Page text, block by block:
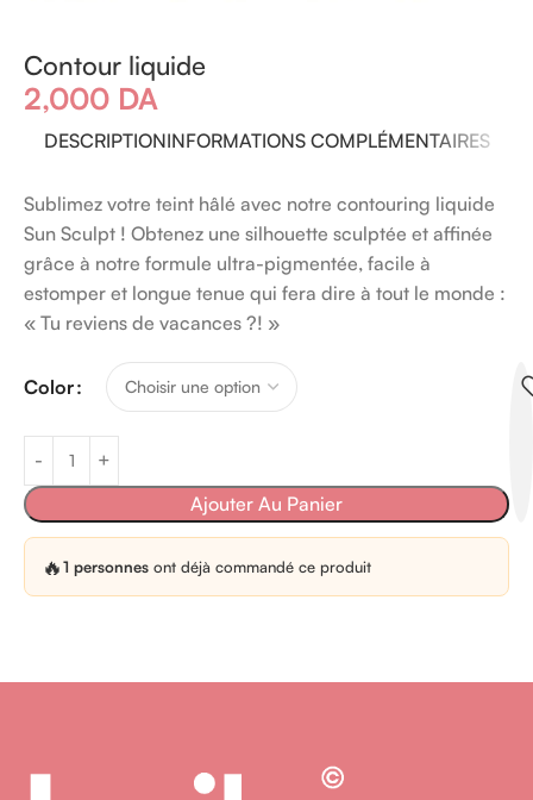
Contour liquide
2,000 DA
DESCRIPTIONINFORMATIONS COMPLÉMENTAIRES
Sublimez votre teint hâlé avec notre contouring liquide
Sun Sculpt ! Obtenez une silhouette sculptée et affinée
grâce à notre formule ultra-pigmentée, facile à
estomper et longue tenue qui fera dire à tout le monde :
« Tu reviens de vacances ?! »
Color
Ajouter Au Panier
🔥1 personnes ont déjà commandé ce produit